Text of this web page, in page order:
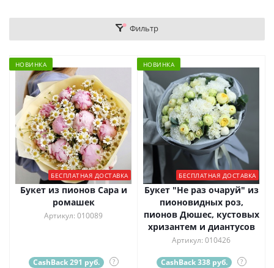
Фильтр
НОВИНКА
БЕСПЛАТНАЯ ДОСТАВКА
Букет из пионов Сара и
ромашек
Артикул: 010089
CashBack 291 руб. ?
НОВИНКА
БЕСПЛАТНАЯ ДОСТАВКА
Букет "Не раз очаруй" из
пионовидных роз,
пионов Дюшес, кустовых
хризантем и диантусов
Артикул: 010426
CashBack 338 руб. ?